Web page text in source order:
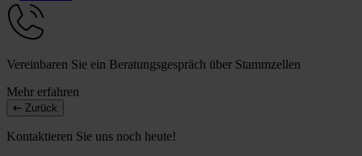
Vereinbaren Sie ein Beratungsgespräch über Stammzellen
Mehr erfahren
Zurück
Kontaktieren Sie uns noch heute!